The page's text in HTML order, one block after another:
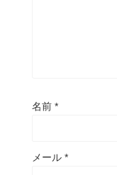
名前 *
メール *